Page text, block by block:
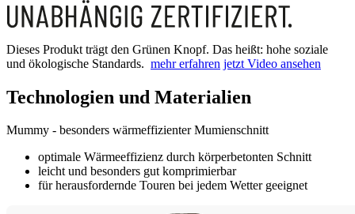
Dieses Produkt trägt den Grünen Knopf. Das heißt: hohe soziale
und ökologische Standards. mehr erfahren jetzt Video ansehen
Technologien und Materialien
Mummy - besonders wärmeffizienter Mumienschnitt
optimale Wärmeeffizienz durch körperbetonten Schnitt
leicht und besonders gut komprimierbar
für herausfordernde Touren bei jedem Wetter geeignet